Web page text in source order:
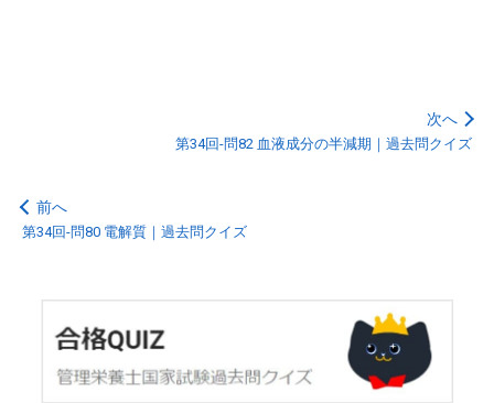
次へ
第34回-問82 血液成分の半減期｜過去問クイズ
前へ
第34回-問80 電解質｜過去問クイズ